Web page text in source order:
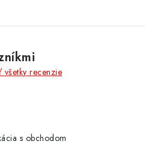
všetky recenzie
s obchodom